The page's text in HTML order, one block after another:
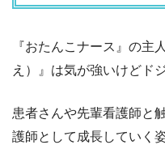
『おたんこナース』の主
え）』は気が強いけどド
患者さんや先輩看護師と
護師として成長していく